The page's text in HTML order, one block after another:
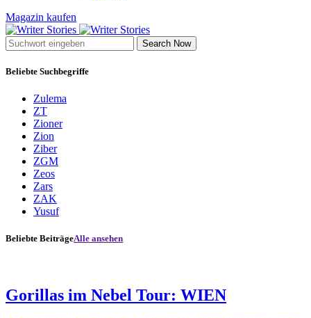
Magazin kaufen
Search Now
Beliebte Suchbegriffe
Zulema
ZT
Zioner
Zion
Ziber
ZGM
Zeos
Zars
ZAK
Yusuf
Beliebte BeiträgeAlle ansehen
Gorillas im Nebel Tour: WIEN